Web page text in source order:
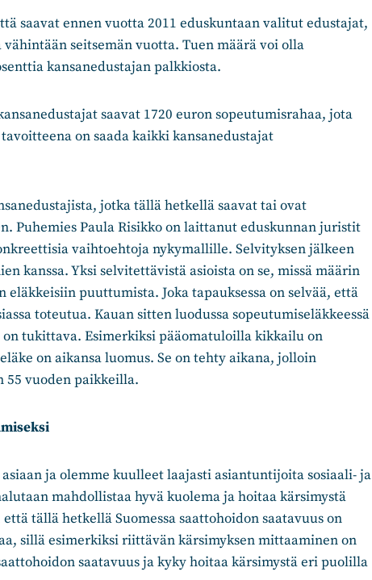
saavat ennen vuotta 2011 eduskuntaan valitut edustajat,
seitsemän vuotta. Tuen määrä voi olla
kansanedustajan palkkiosta.
saavat 1720 euron sopeutumisrahaa, jota
on saada kaikki kansanedustajat
jotka tällä hetkellä saavat tai ovat
Puhemies Paula Risikko on laittanut eduskunnan juristit
vaihtoehtoja nykymallille. Selvityksen jälkeen
kanssa. Yksi selvitettävistä asioista on se, missä määrin
puuttumista. Joka tapauksessa on selvää, että
toteutua. Kauan sitten luodussa sopeutumiseläkkeessä
tukittava. Esimerkiksi pääomatuloilla kikkailu on
on aikansa luomus. Se on tehty aikana, jolloin
55 vuoden paikkeilla.
ja olemme kuulleet laajasti asiantuntijoita sosiaali- ja
mahdollistaa hyvä kuolema ja hoitaa kärsimystä
tällä hetkellä Suomessa saattohoidon saatavuus on
sillä esimerkiksi riittävän kärsimyksen mittaaminen on
saatavuus ja kyky hoitaa kärsimystä eri puolilla